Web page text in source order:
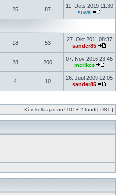
25 87
11. Dets 2019 11:30
suwa
18 53
27. Okt 2011 08:37
sander85
28 200
07. Nov 2016 23:45
merikes
4 10
26. Juul 2009 12:05
sander85
Kõik kellaajad on UTC + 2 tundi [ DST ]